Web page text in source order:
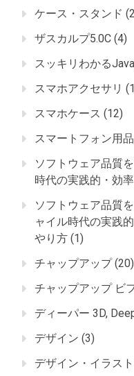
ケース・スタンド
ザスカルプ5.0C (4)
スッキリわかる
スマホアクセサリ
スマホケース (12)
スマートフォン用品
ソフトウェア品質
時代の実践的・効
ソフトウェア品質
ャイル時代の実践
やり方 (1)
チャップアップ(20)
チャップアップ ビ
ディーパー 3D,
デザイン (3)
デザイン・イラスト